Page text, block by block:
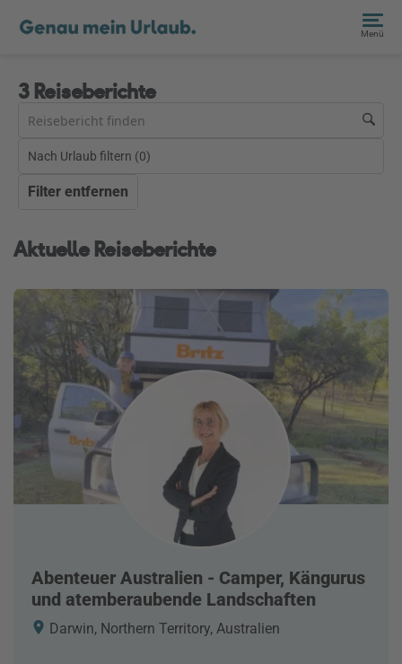
Menü
3 Reiseberichte
Nach Urlaub filtern (0)
Filter entfernen
Aktuelle Reiseberichte
Abenteuer Australien - Camper, Kängurus
und atemberaubende Landschaften
Darwin, Northern Territory, Australien